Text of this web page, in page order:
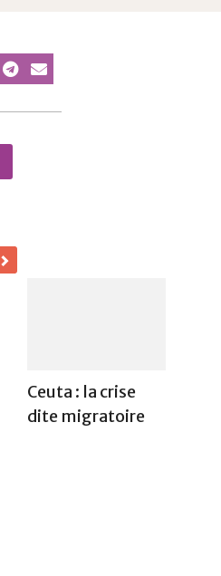
Ceuta : la crise
dite migratoire